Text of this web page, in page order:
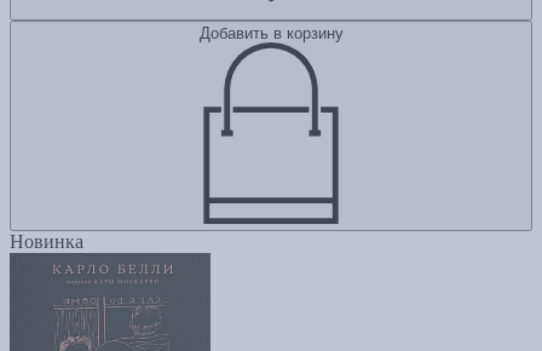
Добавить в корзину
Новинка